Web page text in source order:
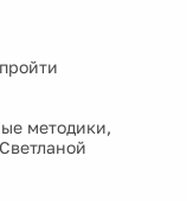
методики,